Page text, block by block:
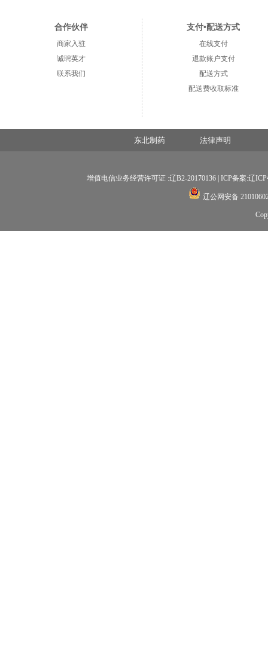
合作伙伴
商家入驻
诚聘英才
联系我们
支付•配送方式
在线支付
退款账户支付
配送方式
配送费收取标准
东北制药 法律声明
增值电信业务经营许可证 :辽B2-20170136 | ICP备案:辽
辽公网安备